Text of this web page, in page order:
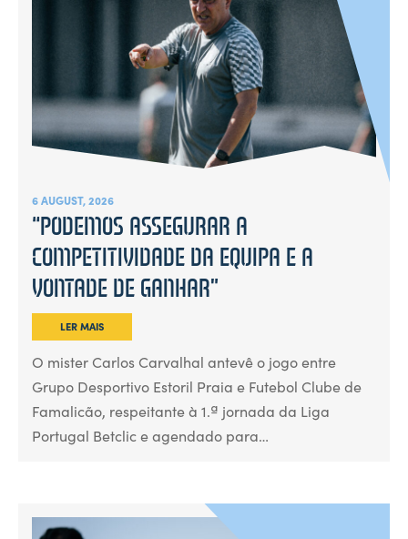
6 AUGUST, 2026
“PODEMOS ASSEGURAR A
COMPETITIVIDADE DA EQUIPA E A
VONTADE DE GANHAR”
LER MAIS
O mister Carlos Carvalhal antevê o jogo entre
Grupo Desportivo Estoril Praia e Futebol Clube de
Famalicão, respeitante à 1.ª jornada da Liga
Portugal Betclic e agendado para…